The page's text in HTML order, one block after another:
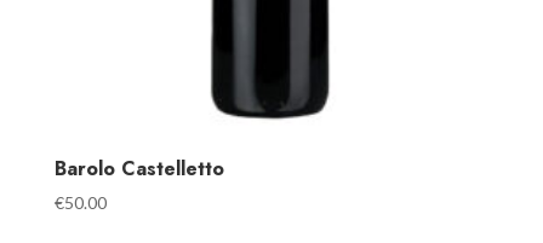
Barolo Castelletto
€50.00